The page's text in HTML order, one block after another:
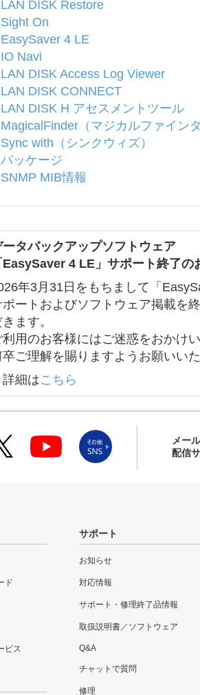
LAN DISK Restore
Sight On
EasySaver 4 LE
IO Navi
LAN DISK Access Log Viewer
LAN DISK CONNECT
LAN DISK H アセスメントツール
MagicalFinder（マジカルファインダ
Sync with（シンクウィズ）
パッケージ
SNMP MIB情報
ータバックアップソフトウェア
EasySaver 4 LE」サポート終了の
年3月31日をもちまして「
ポートおよびソフトウェア掲載を
ます。
利用のお客様にはご迷惑をおかけい
卒ご理解を賜りますようお願いいた
細はこちら
メー
配信
ド
ビス
サポート
お知らせ
対応情報
サポート・修理終了品情報
取扱説明書／ソフトウェア
Q&A
チャットで質問
修理